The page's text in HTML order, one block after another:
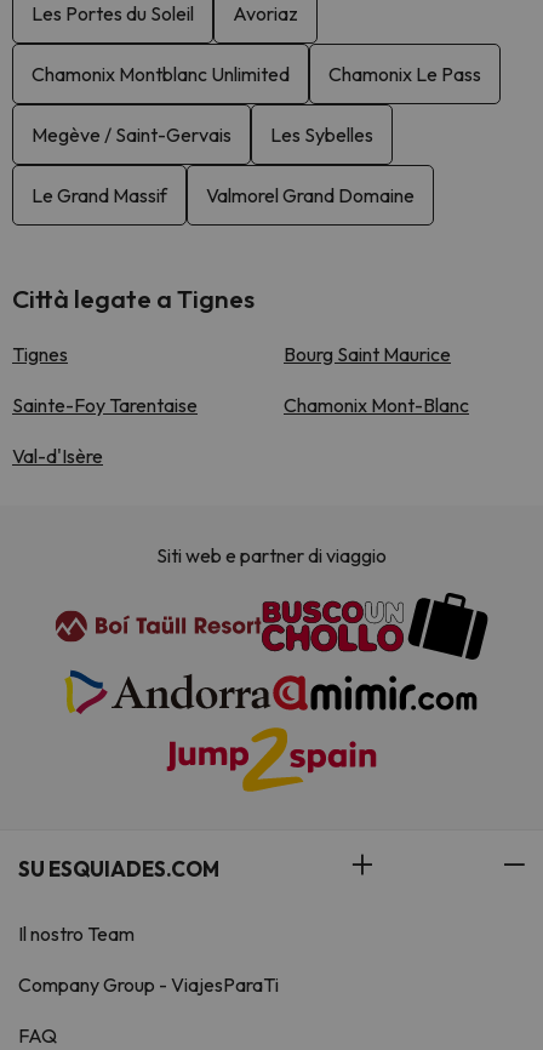
Les Portes du Soleil Avoriaz
Chamonix Montblanc Unlimited Chamonix Le Pass
Megève / Saint-Gervais Les Sybelles
Le Grand Massif Valmorel Grand Domaine
Città legate a Tignes
Tignes Bourg Saint Maurice
Sainte-Foy Tarentaise Chamonix Mont-Blanc
Val-d'Isère
Siti web e partner di viaggio
SU ESQUIADES.COM
Il nostro Team
Company Group - ViajesParaTi
FAQ